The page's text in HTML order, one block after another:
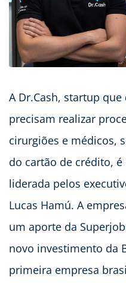
A Dr.Cash, startup
precisam realizar
cirurgiões e médicos,
do cartão de crédito,
liderada pelos
Lucas Hamú. A
um aporte da
novo investimento da
primeira empresa